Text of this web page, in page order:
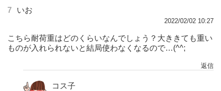
7 いお
2022/02/02 10:27
こちら耐荷重はどのくらいなんでしょう？大ききても重い
ものが入れられないと結局使わなくなるので…(^^;
返信
コス子